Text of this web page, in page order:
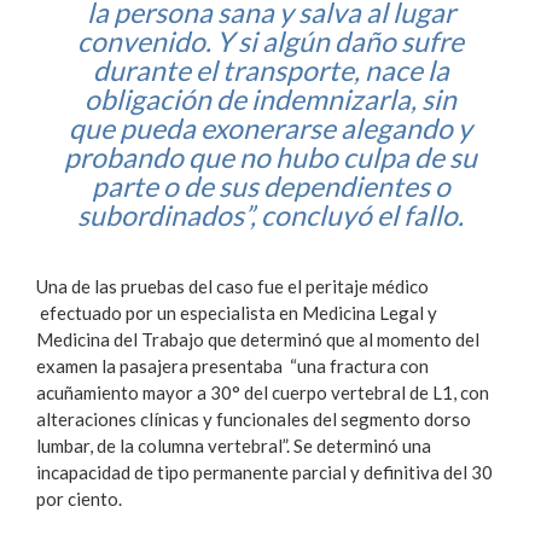
la persona sana y salva al lugar
convenido. Y si algún daño sufre
durante el transporte, nace la
obligación de indemnizarla, sin
que pueda exonerarse alegando y
probando que no hubo culpa de su
parte o de sus dependientes o
subordinados”, concluyó el fallo.
Una de las pruebas del caso fue el peritaje médico
efectuado por un especialista en Medicina Legal y
Medicina del Trabajo que determinó que al momento del
examen la pasajera presentaba “una fractura con
acuñamiento mayor a 30° del cuerpo vertebral de L1, con
alteraciones clínicas y funcionales del segmento dorso
lumbar, de la columna vertebral”. Se determinó una
incapacidad de tipo permanente parcial y definitiva del 30
por ciento.